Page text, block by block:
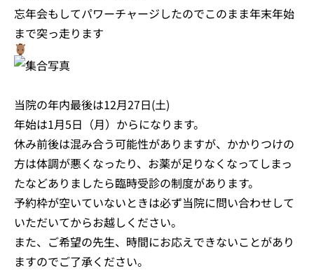
忘年会もしてパワーチャージしたのでこのまま年末年始
まで突っ走ります
当院の年内最後は12月27日(土)
年始は1月5日（月）からになります。
休み前後は混み合う可能性がありますが、かかりつけの
方は体調が悪くなったり、お薬が足りなくなってしまっ
たなどありましたら臨時受診の制度があります。
予約枠が空いていないときは必ず当院に問い合わせして
いただいてからお越しください。
また、ご希望の先生、時間にお応えできないことがあり
ますのでご了承ください。